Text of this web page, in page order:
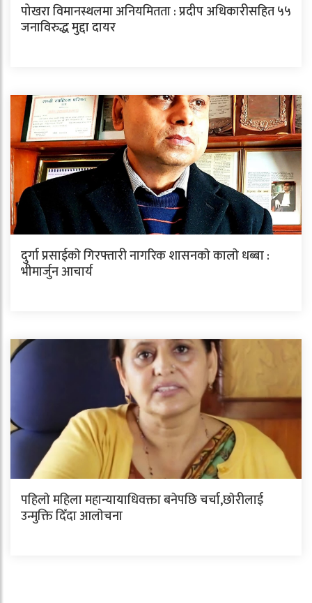
पोखरा विमानस्थलमा अनियमितता : प्रदीप अधिकारीसहित ५५
जनाविरुद्ध मुद्दा दायर
दुर्गा प्रसाईकाे गिरफ्तारी नागरिक शासनकाे कालाे धब्बा :
भीमार्जुन आचार्य
पहिलाे महिला महान्यायाधिवक्ता बनेपछि चर्चा,छाेरीलाई
उन्मुक्ति दिँदा आलाेचना